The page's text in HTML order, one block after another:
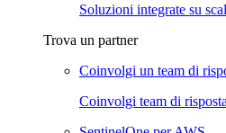
Soluzioni integrate su
Trova un partner
Coinvolgi un team di
Coinvolgi team di